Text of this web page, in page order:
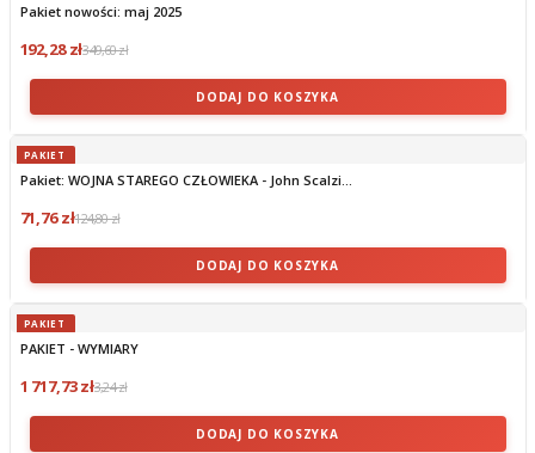
Pakiet nowości: maj 2025
192,28 zł349,60 zł
DODAJ DO KOSZYKA
PAKIET
Pakiet: WOJNA STAREGO CZŁOWIEKA - John Scalzi...
71,76 zł124,80 zł
DODAJ DO KOSZYKA
PAKIET
PAKIET - WYMIARY
1 717,73 zł3,24 zł
DODAJ DO KOSZYKA